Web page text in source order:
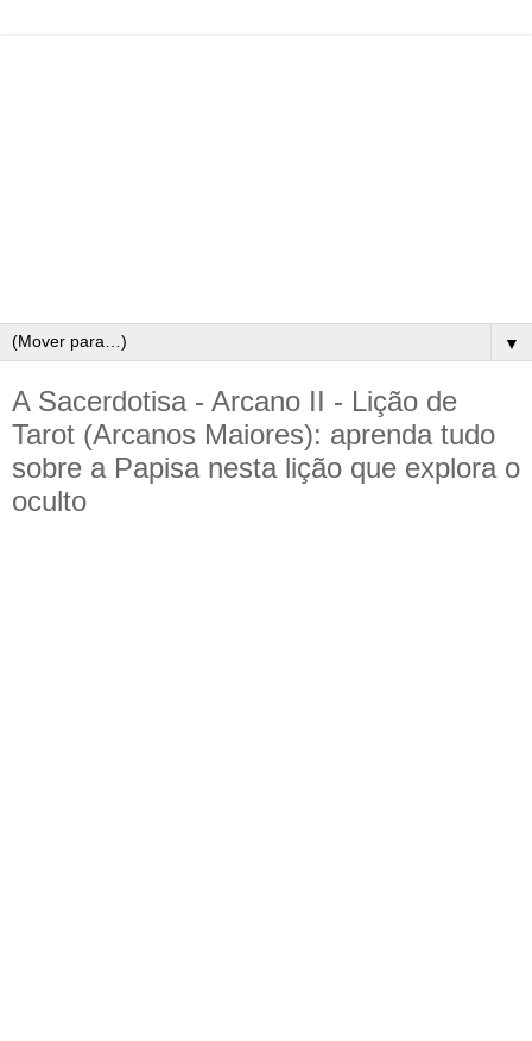
▼
A Sacerdotisa - Arcano II - Lição de
Tarot (Arcanos Maiores): aprenda tudo
sobre a Papisa nesta lição que explora o
oculto